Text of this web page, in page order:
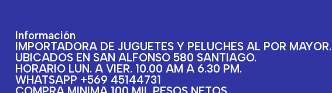
Información
IMPORTADORA DE JUGUETES Y PELUCHES AL POR MAYOR.
UBICADOS EN SAN ALFONSO 580 SANTIAGO.
HORARIO LUN. A VIER. 10.00 AM A 6.30 PM.
WHATSAPP +569 45144731